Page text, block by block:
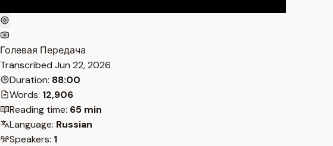
Голевая Передача
Transcribed Jun 22, 2026
Duration: 88:00
Words: 12,906
Reading time: 65 min
Language: Russian
Speakers: 1